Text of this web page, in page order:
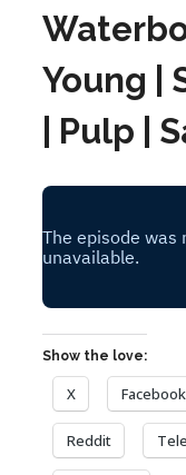
Young |
| Pulp |
Show the love:
X Facebook
Reddit